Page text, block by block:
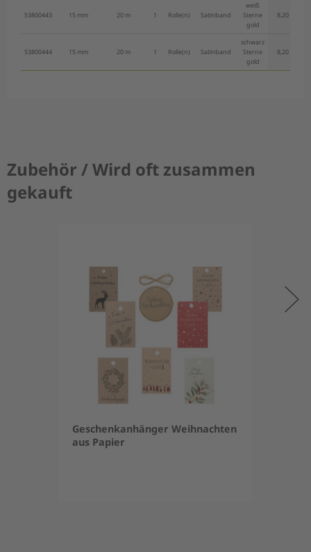
53800443 15 mm 20 m 1 Rolle(n) Satinband
weiß
Sterne
gold
8,20 €
53800444 15 mm 20 m 1 Rolle(n) Satinband
schwarz
Sterne
gold
8,20 €
Zubehör / Wird oft zusammen
gekauft
Geschenkanhänger Weihnachten
aus Papier